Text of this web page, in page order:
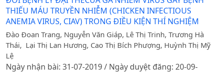
THIẾU MÁU TRUYỀN NHIỄM (CHICKEN INFECTIOUS
ANEMIA VIRUS, CIAV) TRONG ĐIỀU KIỆN THÍ NGHIỆM
Đào Đoan Trang, Nguyễn Văn Giáp, Lê Thị Trinh, Trương Hà
Thái, Lại Thị Lan Hương, Cao Thị Bích Phượng, Huỳnh Thị Mỹ
Lệ
Ngày nhận bài: 31-07-2019 / Ngày duyệt đăng: 20-09-